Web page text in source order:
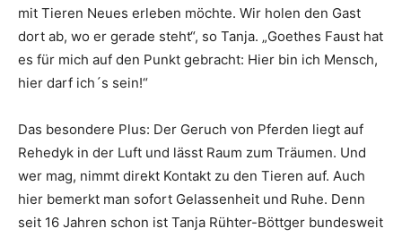
mit Tieren Neues erleben möchte. Wir holen den Gast
dort ab, wo er gerade steht“, so Tanja. „Goethes Faust hat
es für mich auf den Punkt gebracht: Hier bin ich Mensch,
hier darf ich´s sein!“
Das besondere Plus: Der Geruch von Pferden liegt auf
Rehedyk in der Luft und lässt Raum zum Träumen. Und
wer mag, nimmt direkt Kontakt zu den Tieren auf. Auch
hier bemerkt man sofort Gelassenheit und Ruhe. Denn
seit 16 Jahren schon ist Tanja Rühter-Böttger bundesweit